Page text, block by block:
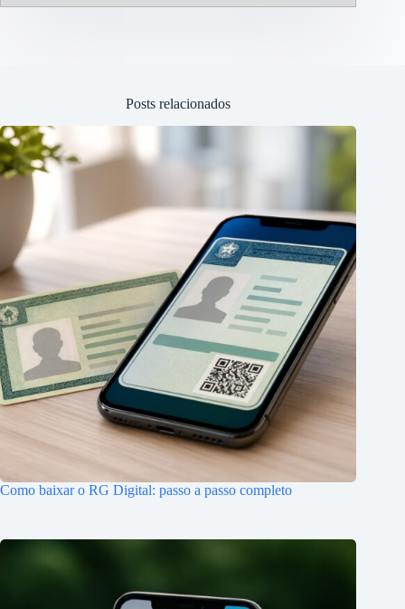
Posts relacionados
Como baixar o RG Digital: passo a passo completo